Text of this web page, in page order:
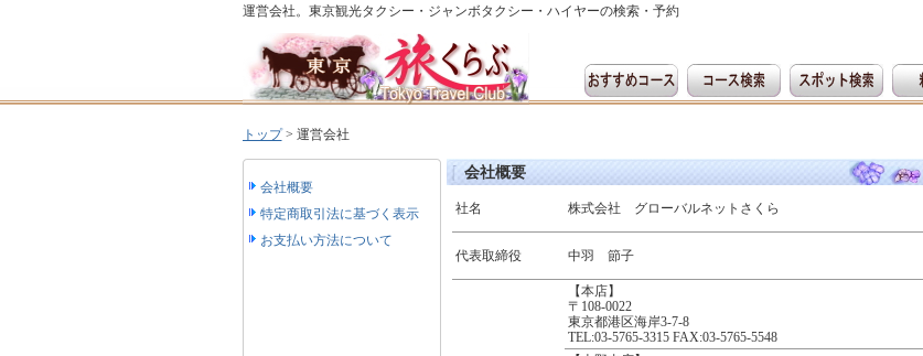
運営会社。東京観光タクシー・ジャンボタクシー・ハイヤーの検索・予約
トップ> 運営会社
会社概要
特定商取引法に基づく表示
お支払い方法について
会社概要
社名 株式会社 グローバルネットさくら
代表取締役 中羽 節子
【本店】
〒108-0022
東京都港区海岸3-7-8
TEL:03-5765-3315 FAX:03-5765-5548